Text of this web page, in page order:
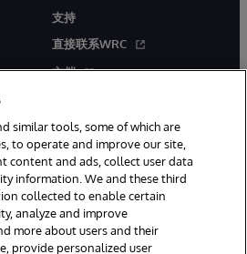
支持
直接联系WRC
文档
Boston, MA. 系联软件（北
similar tools, some of which are
to operate and improve our site,
content and ads, collect user data
information. We and these third
collected to enable certain
analyze and improve
more about users and their
provide personalized user